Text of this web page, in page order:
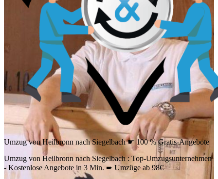
Umzug von Heilbronn nach Siegelbach ☛ 100 % Gratis-Angebote
Umzug von Heilbronn nach Siegelbach : Top-Umzugsunternehmen
- Kostenlose Angebote in 3 Min. ➨ Umzüge ab 98€